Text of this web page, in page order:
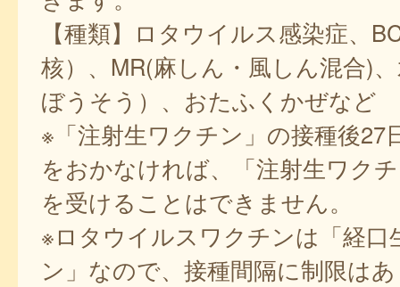
【種類】ロタウイルス感染症、
核）、MR(麻しん・風しん混合)
ぼうそう）、おたふくかぜなど
※「注射生ワクチン」の接種後27
をおかなければ、「注射生ワク
を受けることはできません。
※ロタウイルスワクチンは「経口
ン」なので、接種間隔に制限は